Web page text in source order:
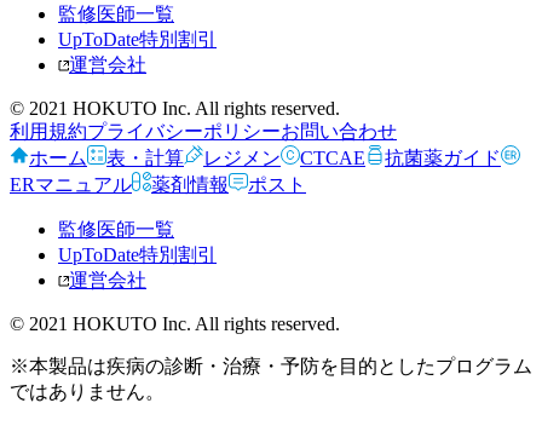
監修医師一覧
UpToDate特別割引
運営会社
© 2021 HOKUTO Inc. All rights reserved.
利用規約プライバシーポリシーお問い合わせ
ホーム
表・計算 レジメン CTCAE
抗菌薬ガイド
ERマニュアル
薬剤情報 ポスト
監修医師一覧
UpToDate特別割引
運営会社
© 2021 HOKUTO Inc. All rights reserved.
※本製品は疾病の診断・治療・予防を目的としたプログラム
ではありません。